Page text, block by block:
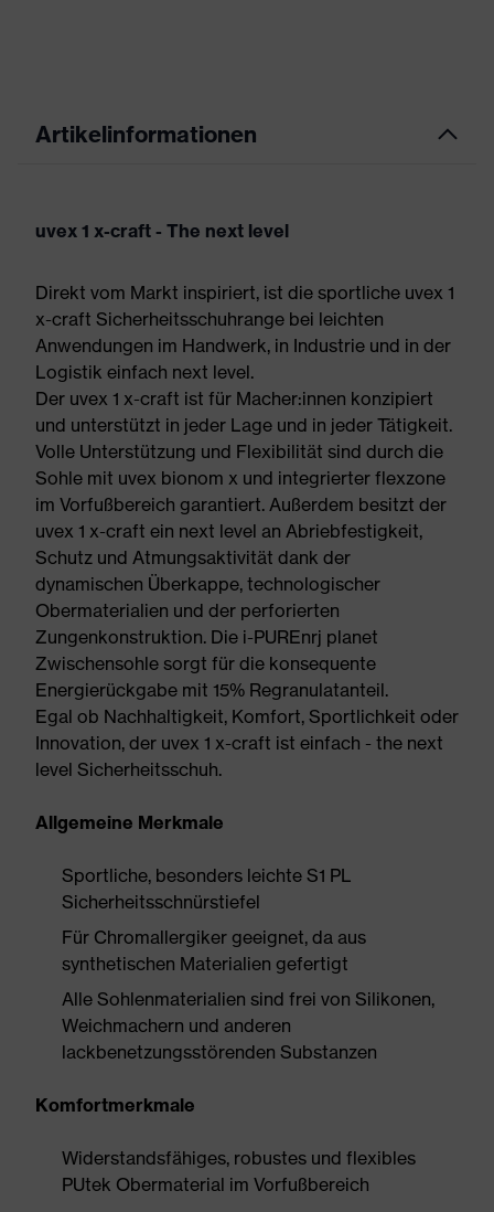
Artikelinformationen
uvex 1 x-craft - The next level
Direkt vom Markt inspiriert, ist die sportliche uvex 1
x-craft Sicherheitsschuhrange bei leichten
Anwendungen im Handwerk, in Industrie und in der
Logistik einfach next level.
Der uvex 1 x-craft ist für Macher:innen konzipiert
und unterstützt in jeder Lage und in jeder Tätigkeit.
Volle Unterstützung und Flexibilität sind durch die
Sohle mit uvex bionom x und integrierter flexzone
im Vorfußbereich garantiert. Außerdem besitzt der
uvex 1 x-craft ein next level an Abriebfestigkeit,
Schutz und Atmungsaktivität dank der
dynamischen Überkappe, technologischer
Obermaterialien und der perforierten
Zungenkonstruktion. Die i-PUREnrj planet
Zwischensohle sorgt für die konsequente
Energierückgabe mit 15% Regranulatanteil.
Egal ob Nachhaltigkeit, Komfort, Sportlichkeit oder
Innovation, der uvex 1 x-craft ist einfach - the next
level Sicherheitsschuh.
Allgemeine Merkmale
Sportliche, besonders leichte S1 PL
Sicherheitsschnürstiefel
Für Chromallergiker geeignet, da aus
synthetischen Materialien gefertigt
Alle Sohlenmaterialien sind frei von Silikonen,
Weichmachern und anderen
lackbenetzungsstörenden Substanzen
Komfortmerkmale
Widerstandsfähiges, robustes und flexibles
PUtek Obermaterial im Vorfußbereich